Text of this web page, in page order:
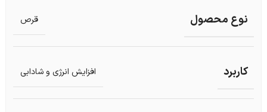
نوع محصول قرص
کاربرد افزایش انرژی و شادابی